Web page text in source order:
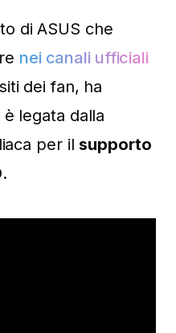
di ASUS che
nei canali ufficiali
dei fan, ha
legata dalla
per il supporto
.